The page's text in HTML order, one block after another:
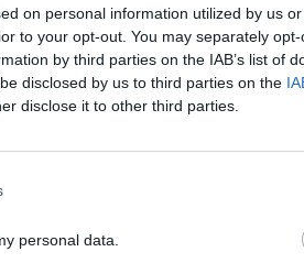
on personal information utilized by us
to your opt-out. You may separately
by third parties on the IAB’s list of
disclosed by us to third parties on the
disclose it to other third parties.
personal data.
Davant del repte, el Port
científic per impulsar la
no contaminants.
Barcelona, ha apuntat la
com el KH-7
implicat en les
els nous